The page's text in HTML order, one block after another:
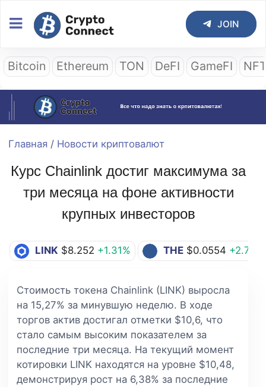
JOIN
Bitcoin Ethereum TON DeFI GameFI
Главная / Новости криптовалют
Курс Chainlink достиг максимума за
три месяца на фоне активности
крупных инвесторов
LINK $8.252 +1.31% THE $0.0554 +2.78%
Стоимость токена Chainlink (LINK) выросла
на 15,27% за минувшую неделю. В ходе
торгов актив достигал отметки $10,6, что
стало самым высоким показателем за
последние три месяца. На текущий момент
котировки LINK находятся на уровне $10,48,
демонстрируя рост на 6,38% за последние